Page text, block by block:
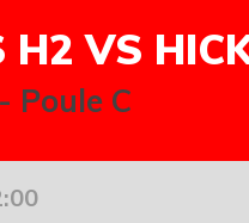
H2 VS
Poule C